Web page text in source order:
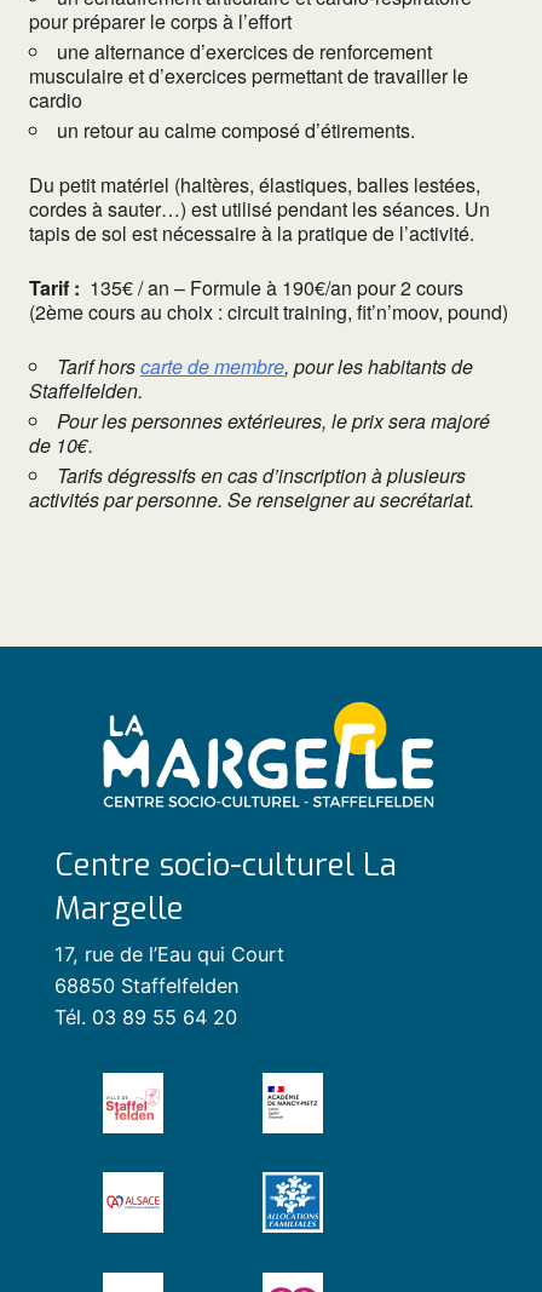
pour préparer le corps à l’effort
une alternance d’exercices de renforcement
musculaire et d’exercices permettant de travailler le
cardio
un retour au calme composé d’étirements.
Du petit matériel (haltères, élastiques, balles lestées,
cordes à sauter…) est utilisé pendant les séances. Un
tapis de sol est nécessaire à la pratique de l’activité.
Tarif : 135€ / an – Formule à 190€/an pour 2 cours
(2ème cours au choix : circuit training, fit’n’moov, pound)
Tarif horscarte de membre, pour les habitants de
Staffelfelden.
Pour les personnes extérieures, le prix sera majoré
de 10€.
Tarifs dégressifs en cas d’inscription à plusieurs
activités par personne. Se renseigner au secrétariat.
Centre socio-culturel La
Margelle
17, rue de l’Eau qui Court
68850 Staffelfelden
Tél. 03 89 55 64 20